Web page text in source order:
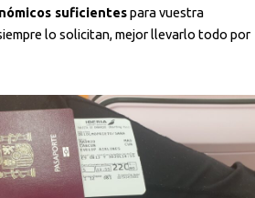
suficientespara vuestra
lo solicitan, mejor llevarlo todo por